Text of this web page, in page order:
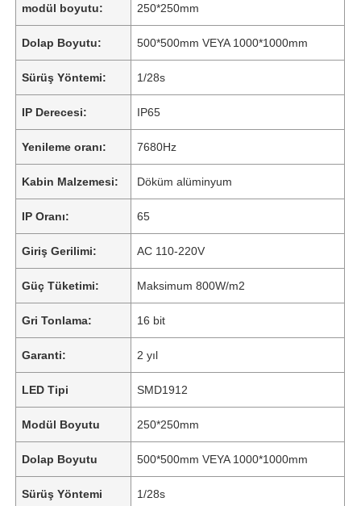
modül boyutu: 250*250mm
Dolap Boyutu: 500*500mm VEYA 1000*1000mm
Sürüş Yöntemi: 1/28s
IP Derecesi: IP65
Yenileme oranı: 7680Hz
Kabin Malzemesi: Döküm alüminyum
IP Oranı: 65
Giriş Gerilimi: AC 110-220V
Güç Tüketimi: Maksimum 800W/m2
Gri Tonlama: 16 bit
Garanti: 2 yıl
LED Tipi SMD1912
Modül Boyutu 250*250mm
Dolap Boyutu 500*500mm VEYA 1000*1000mm
Sürüş Yöntemi 1/28s